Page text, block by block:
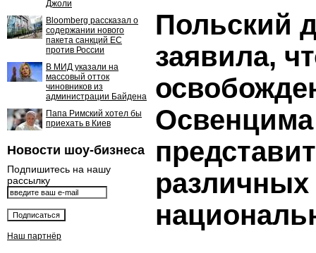
Джоли
Bloomberg рассказал о
содержании нового
пакета санкций ЕС
против России
В МИД указали на
массовый отток
чиновников из
администрации Байдена
Папа Римский хотел бы
приехать в Киев
Новости шоу-бизнеса
Подпишитесь на нашу
рассылку
Наш партнёр
Польский
заявила,
Освенцима
различных